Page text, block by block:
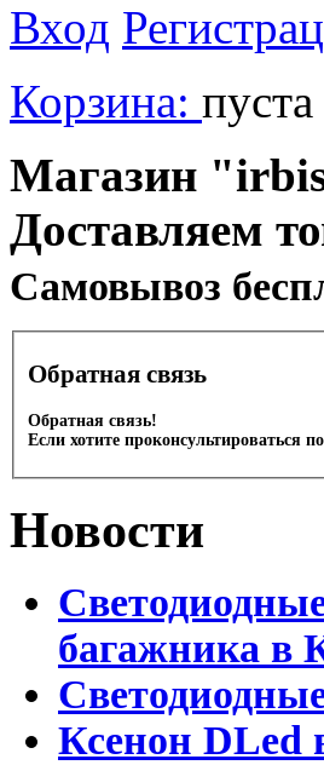
Вход
Корзина: пуста
Магазин
Доставляем
Cамовывоз
Обратная связь
Обратная связь!
Если хотите проконсультироваться
Новости
багажника в
Ксенон DLed